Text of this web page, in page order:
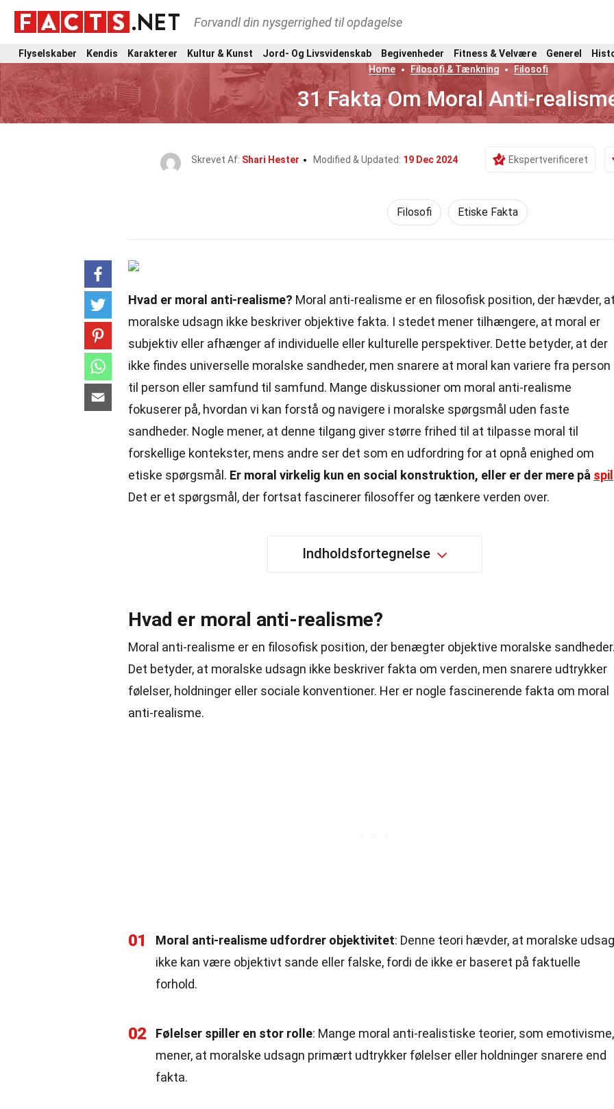
Forvandl din nysgerrighed til opdagelse
Flyselskaber Kendis Karakterer Kultur & Kunst Jord- Og Livsvidenskab Begivenheder Fitness & Velvære Generel
Home
Filosofi & Tænkning Filosofi
31 Fakta Om Moral Anti-
Skrevet Af: Shari Hester Modified & Updated: 19 Dec 2024 Ekspertverificeret
Filosofi Etiske Fakta
Hvad er moral anti-realisme? Moral anti-realisme er en filosofisk position, der hævder,
moralske udsagn ikke beskriver objektive fakta. I stedet mener tilhængere, at moral er
subjektiv eller afhænger af individuelle eller kulturelle perspektiver. Dette betyder, at der
ikke findes universelle moralske sandheder, men snarere at moral kan variere fra person
til person eller samfund til samfund. Mange diskussioner om moral anti-realisme
fokuserer på, hvordan vi kan forstå og navigere i moralske spørgsmål uden faste
sandheder. Nogle mener, at denne tilgang giver større frihed til at tilpasse moral til
forskellige kontekster, mens andre ser det som en udfordring for at opnå enighed om
etiske spørgsmål. Er moral virkelig kun en social konstruktion, eller er der mere på spil
Det er et spørgsmål, der fortsat fascinerer filosoffer og tænkere verden over.
Indholdsfortegnelse
Hvad er moral anti-realisme?
Moral anti-realisme er en filosofisk position, der benægter objektive moralske
Det betyder, at moralske udsagn ikke beskriver fakta om verden, men snarere udtrykker
følelser, holdninger eller sociale konventioner. Her er nogle fascinerende fakta om moral
anti-realisme.
01 Moral anti-realisme udfordrer objektivitet: Denne teori hævder, at moralske
ikke kan være objektivt sande eller falske, fordi de ikke er baseret på faktuelle
forhold.
02 Følelser spiller en stor rolle: Mange moral anti-realistiske teorier, som emotivisme,
mener, at moralske udsagn primært udtrykker følelser eller holdninger snarere end
fakta.